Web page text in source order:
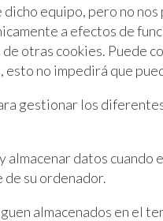
equipo, pero no
a efectos de
otras cookies. Puede
no impedirá que
gestionar los
datos
su ordenador.
almacenados en el